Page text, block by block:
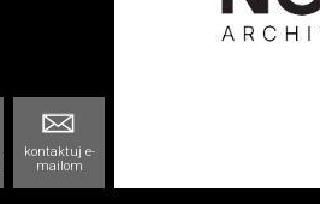
kontaktuj e-
mailom